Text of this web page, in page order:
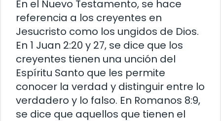
En el Nuevo Testamento, se hace
referencia a los creyentes en
Jesucristo como los ungidos de Dios.
En 1 Juan 2:20 y 27, se dice que los
creyentes tienen una unción del
Espíritu Santo que les permite
conocer la verdad y distinguir entre lo
verdadero y lo falso. En Romanos 8:9,
se dice que aquellos que tienen el